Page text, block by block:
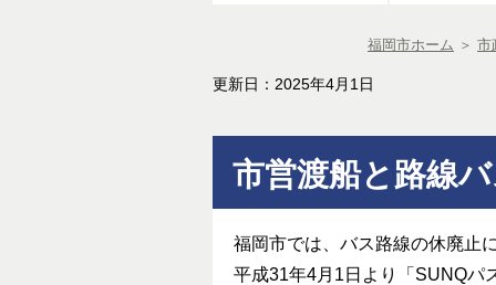
福岡市ホーム ＞ 市
更新日：2025年4月1日
市営渡船と路線
福岡市では、バス路線の休廃止
平成31年4月1日より「SUNQパ